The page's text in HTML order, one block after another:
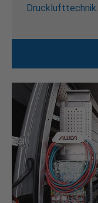
Drucklufttechnik.